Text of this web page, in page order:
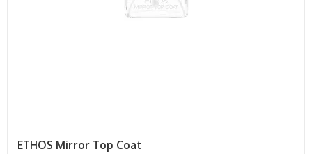
ETHOS Mirror Top Coat